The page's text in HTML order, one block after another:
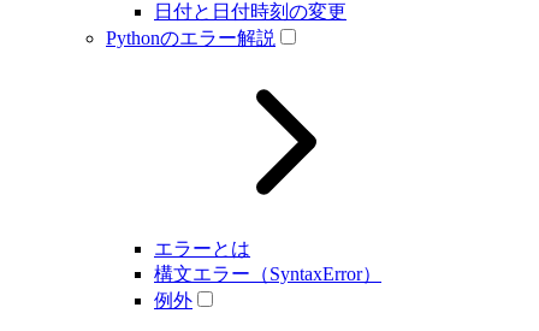
日付と日付時刻の変更
Pythonのエラー解説
エラーとは
構文エラー（SyntaxError）
例外